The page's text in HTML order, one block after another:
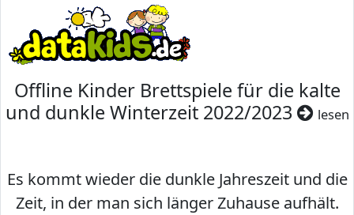
Offline Kinder Brettspiele für die kalte
und dunkle Winterzeit 2022/2023
lesen
Es kommt wieder die dunkle Jahreszeit und die
Zeit, in der man sich länger Zuhause aufhält.